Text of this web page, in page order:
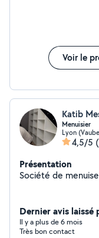
Voir le
Menuisier
Lyon
4,5/5
Présentation
Dernier avis laissé
Il y a plus de 6 mois
Très bon contact